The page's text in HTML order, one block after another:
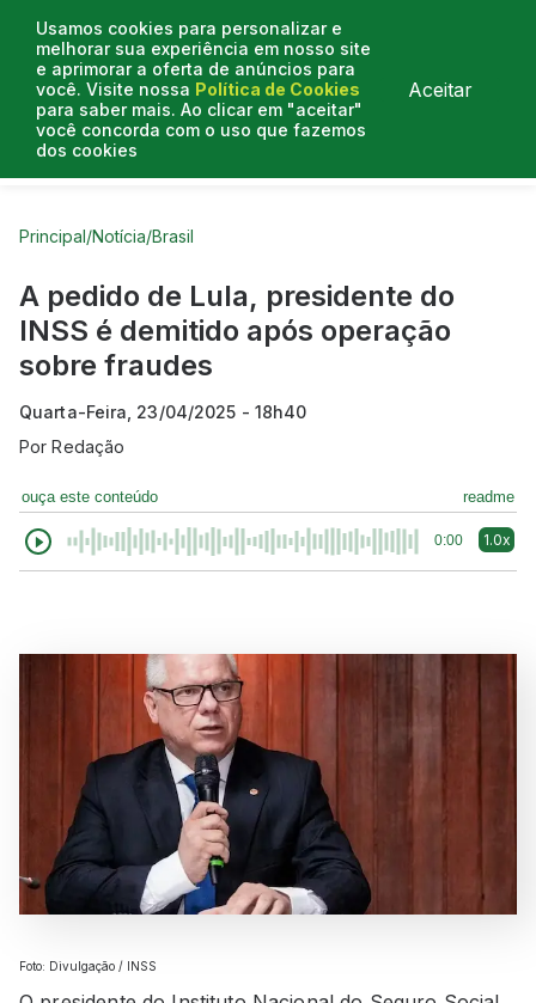
Usamos cookies para personalizar e
melhorar sua experiência em nosso site
e aprimorar a oferta de anúncios para
você. Visite nossa Política de Cookies
para saber mais. Ao clicar em "aceitar"
você concorda com o uso que fazemos
dos cookies
Aceitar
Curtas do Poder
Principal/Notícia/Brasil
A pedido de Lula, presidente do
INSS é demitido após operação
sobre fraudes
Quarta-Feira, 23/04/2025 - 18h40
PorRedação
ouça este conteúdo readme
0:00 1.0x
Foto: Divulgação / INSS